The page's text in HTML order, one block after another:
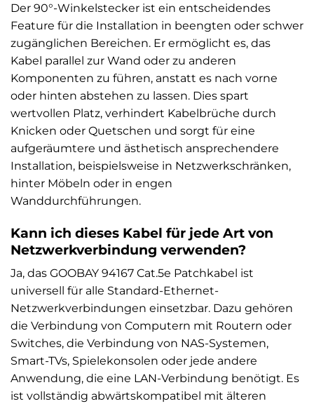
Der 90°-Winkelstecker ist ein entscheidendes
Feature für die Installation in beengten oder schwer
zugänglichen Bereichen. Er ermöglicht es, das
Kabel parallel zur Wand oder zu anderen
Komponenten zu führen, anstatt es nach vorne
oder hinten abstehen zu lassen. Dies spart
wertvollen Platz, verhindert Kabelbrüche durch
Knicken oder Quetschen und sorgt für eine
aufgeräumtere und ästhetisch ansprechendere
Installation, beispielsweise in Netzwerkschränken,
hinter Möbeln oder in engen
Wanddurchführungen.
Kann ich dieses Kabel für jede Art von
Netzwerkverbindung verwenden?
Ja, das GOOBAY 94167 Cat.5e Patchkabel ist
universell für alle Standard-Ethernet-
Netzwerkverbindungen einsetzbar. Dazu gehören
die Verbindung von Computern mit Routern oder
Switches, die Verbindung von NAS-Systemen,
Smart-TVs, Spielekonsolen oder jede andere
Anwendung, die eine LAN-Verbindung benötigt. Es
ist vollständig abwärtskompatibel mit älteren